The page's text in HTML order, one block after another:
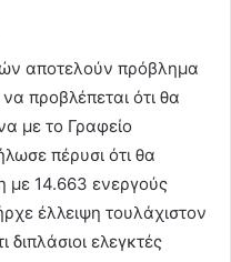
αποτελούν πρόβλημα
προβλέπεται ότι θα
με το Γραφείο
πέρυσι ότι θα
με 14.663 ενεργούς
έλλειψη τουλάχιστον
ελεγκτές